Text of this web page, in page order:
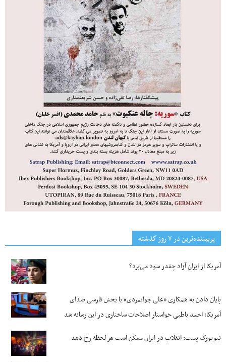
پربیننده‌ترین‌ در ۷ روز گذشته
آمریکا از ایران آزاد چقدر سود می‌برد؟
پایان دادن به همکاری «علی جوانمردی» با بخش فارسی صدای
آمریکا؛ احمد باطبی خواستار اصلاحات ساختاری در این رسانه شد
نیویورک پست: انقلاب در ایران ممکن است هر لحظه رخ دهد